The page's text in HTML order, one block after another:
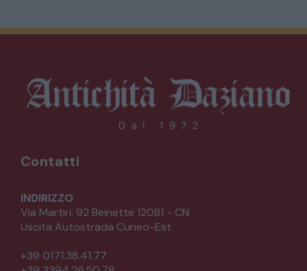
Contatti
INDIRIZZO
Via Martiri, 92 Beinette 12081 - CN
Uscita Autostrada Cuneo-Est
+39 0171.38.41.77